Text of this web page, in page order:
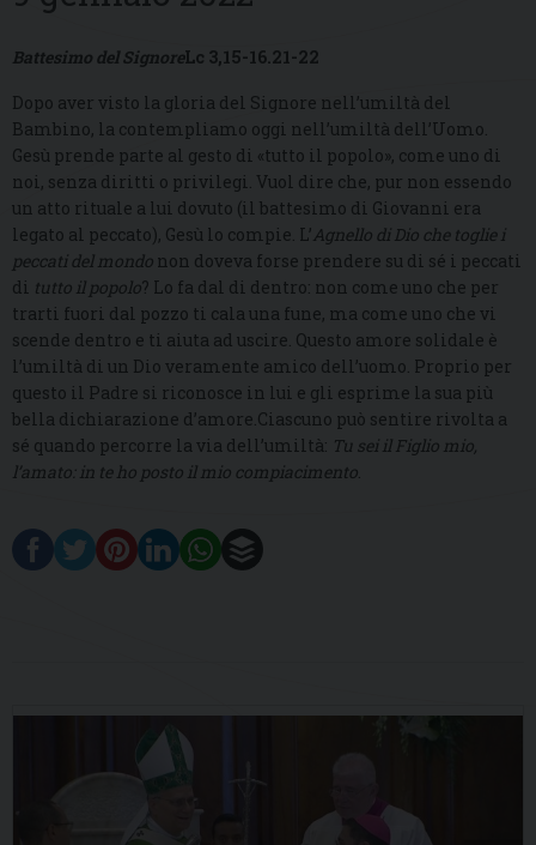
Battesimo del SignoreLc 3,15-16.21-22
Dopo aver visto la gloria del Signore nell’umiltà del
Bambino, la contempliamo oggi nell’umiltà dell’Uomo.
Gesù prende parte al gesto di «tutto il popolo», come uno di
noi, senza diritti o privilegi. Vuol dire che, pur non essendo
un atto rituale a lui dovuto (il battesimo di Giovanni era
legato al peccato), Gesù lo compie. L’Agnello di Dio che toglie i
peccati del mondo non doveva forse prendere su di sé i peccati
di tutto il popolo? Lo fa dal di dentro: non come uno che per
trarti fuori dal pozzo ti cala una fune, ma come uno che vi
scende dentro e ti aiuta ad uscire. Questo amore solidale è
l’umiltà di un Dio veramente amico dell’uomo. Proprio per
questo il Padre si riconosce in lui e gli esprime la sua più
bella dichiarazione d’amore.Ciascuno può sentire rivolta a
sé quando percorre la via dell’umiltà: Tu sei il Figlio mio,
l’amato: in te ho posto il mio compiacimento.